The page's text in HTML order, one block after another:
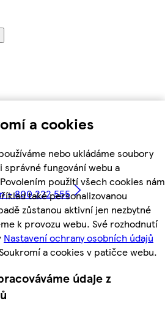
a cookies
nebo ukládáme soubory
fungování webu a
použití všech cookies nám
také personalizovanou
zůstanou aktivní jen nezbytné
k provozu webu. Své rozhodnutí
Nastavení ochrany osobních údajů
a cookies v patičce webu.
údaje z
- 800 222 555